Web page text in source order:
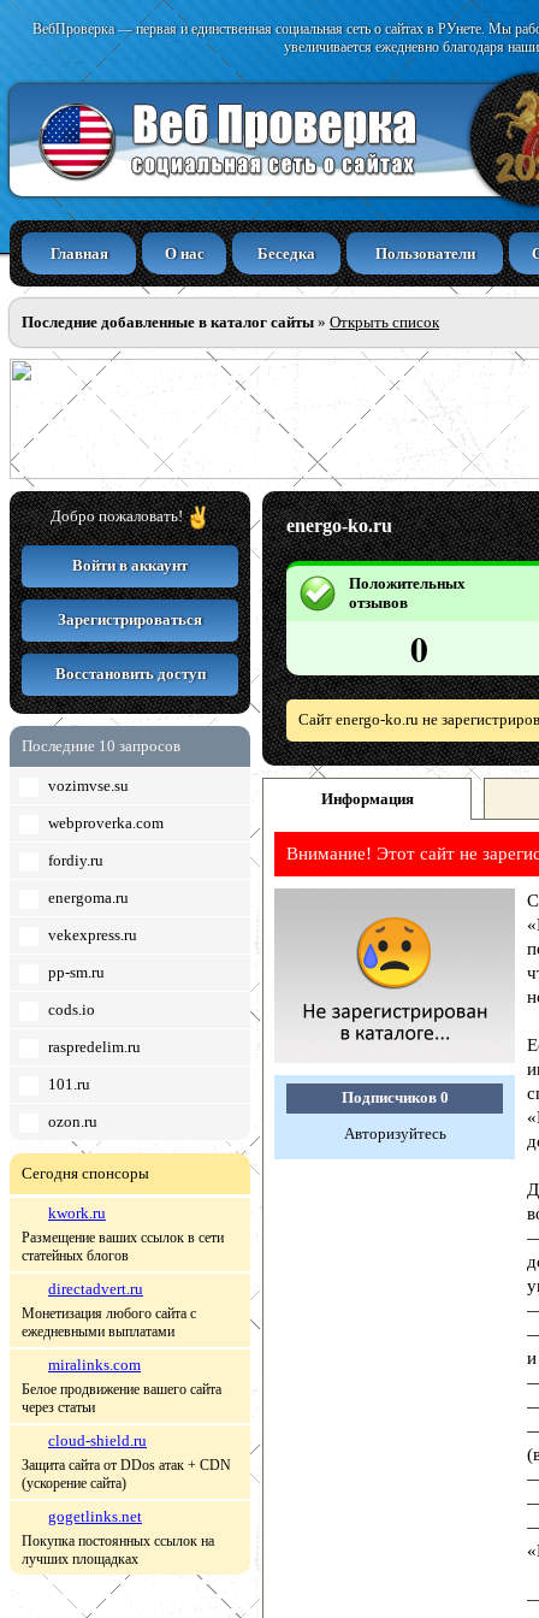
ВебПроверка — первая и единственная социальная сеть о сайтах в РУнете. Мы
увеличивается ежедневно благодаря
Главная О нас Беседка Пользователи
Последние добавленные в каталог сайты » Открыть список
Добро пожаловать!
Войти в аккаунт
Зарегистрироваться
Восстановить доступ
Последние 10 запросов
vozimvse.su
webproverka.com
fordiy.ru
energoma.ru
vekexpress.ru
pp-sm.ru
cods.io
raspredelim.ru
101.ru
ozon.ru
Сегодня спонсоры
kwork.ru
Размещение ваших ссылок в сети
статейных блогов
directadvert.ru
Монетизация любого сайта с
ежедневными выплатами
miralinks.com
Белое продвижение вашего сайта
через статьи
cloud-shield.ru
Защита сайта от DDos атак + CDN
(ускорение сайта)
gogetlinks.net
Покупка постоянных ссылок на
лучших площадках
energo-ko.ru
Положительных
отзывов
0
Сайт energo-ko.ru не
Информация
Внимание! Этот сайт не
Подписчиков 0
Авторизуйтесь